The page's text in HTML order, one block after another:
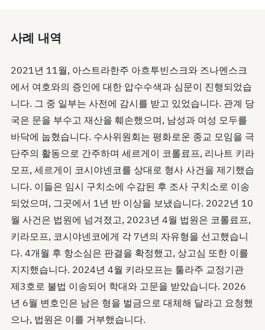
사례 내역
2021년 11월, 아스트라한주 아흐투빈스크와 즈나멘스크
에서 여호와의 증인에 대한 압수수색과 심문이 진행되었습
니다. 그 중 일부는 사전에 감시를 받고 있었습니다. 관계 당
국은 문을 부수고 재산을 훼손했으며, 남성과 여성 모두를
바닥에 눕혔습니다. 수사위원회는 평화로운 종교 모임을 극
단주의 활동으로 간주하며 세르게이 코롤료프, 리나트 키라
모프, 세르게이 코시야넨코를 상대로 형사 사건을 제기했습
니다. 이들은 임시 구치소에 수감된 후 조사 구치소로 이송
되었으며, 그곳에서 1년 반 이상을 보냈습니다. 2022년 10
월 사건은 법원에 넘겨졌고, 2023년 4월 법원은 코롤료프,
키라모프, 코시야넨코에게 각 7년의 자유형을 선고했습니
다. 4개월 후 항소심은 판결을 확정했고, 상고심 또한 이를
지지했습니다. 2024년 4월 키라모프는 툴라주 교정기관
제3호로 불법 이송되어 학대와 고문을 받았습니다. 2026
년 6월 변호인은 남은 형을 벌금으로 대체해 달라고 요청했
으나, 법원은 이를 거부했습니다.